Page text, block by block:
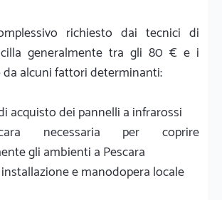
richiesto dai tecnici di
generalmente tra gli 80 € e i
alcuni fattori determinanti:
acquisto dei pannelli a infrarossi
necessaria per coprire
gli ambienti a Pescara
e manodopera locale